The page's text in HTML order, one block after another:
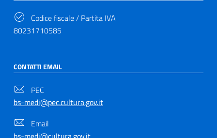
Codice fiscale / Partita IVA
80231710585
CONTATTI EMAIL
PEC
bs-medi@pec.cultura.gov.it
Email